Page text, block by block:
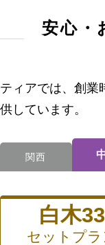
安心・
ティアでは、創業
供しています。
関西
白木33
セットプラ